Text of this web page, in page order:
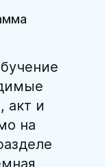
акт и
на